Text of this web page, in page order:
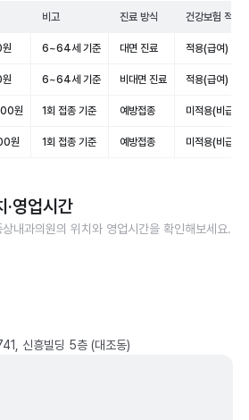
비고 진료 방식 건강보험 적용
6~64세 기준 대면 진료 적용(급여)
6~64세 기준 비대면 진료 적용(급여)
원 1회 접종 기준 예방접종 미적용(비급여)
원 1회 접종 기준 예방접종 미적용(비급여)
·영업시간
상내과의원의 위치와 영업시간을 확인해보세요.
신흥빌딩 5층 (대조동)